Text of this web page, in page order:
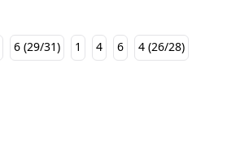
6 (29/31) 1 4 6 4 (26/28)